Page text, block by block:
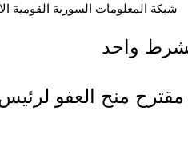
شبكة المعلومات السورية القومية الاجتماعية
واحد
منح العفو